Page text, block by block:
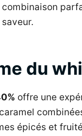
du
offre une
épicés et